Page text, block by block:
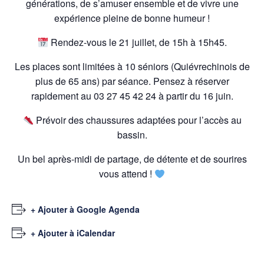
générations, de s’amuser ensemble et de vivre une
expérience pleine de bonne humeur !
Rendez-vous le 21 juillet, de 15h à 15h45.
Les places sont limitées à 10 séniors (Quiévrechinois de
plus de 65 ans) par séance. Pensez à réserver
rapidement au 03 27 45 42 24 à partir du 16 juin.
Prévoir des chaussures adaptées pour l’accès au
bassin.
Un bel après-midi de partage, de détente et de sourires
vous attend !
+ Ajouter à Google Agenda
+ Ajouter à iCalendar